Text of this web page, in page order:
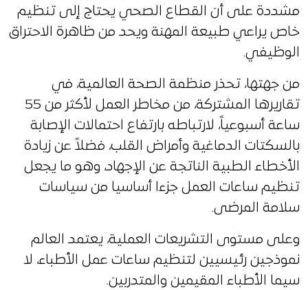
مشددة على أن القطاع الصحي يحتاج إلى تنظيم
خاص يراعي طبيعة المهنة ويحد من ظاهرة الاحتراق
الوظيفي.
من جهتها، تحذر منظمة الصحة العالمية، في
تقاريرها المشتركة، من مخاطر العمل لأكثر من 55
ساعة أسبوعياً، لارتباطه بارتفاع احتمالات الإصابة
بالسكتات الدماغية وأمراض القلب، فضلاً عن زيادة
الأخطاء الطبية الناتجة عن الإجهاد، وهو ما يجعل
تنظيم ساعات العمل جزءا أساسيا من سياسات
سلامة المرضى.
وعلى مستوى التشريعات العملية، يعتمد العالم
نموذجين رئيسيين لتنظيم ساعات عمل الأطباء، لا
سيما الأطباء المقيمين والمتدربين.